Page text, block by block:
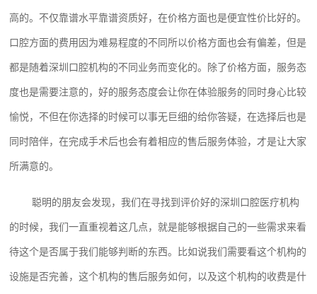
高的。不仅靠谱水平靠谱资质好，在价格方面也是便宜性价比好的。
口腔方面的费用因为难易程度的不同所以价格方面也会有偏差，但是
都是随着深圳口腔机构的不同业务而变化的。除了价格方面，服务态
度也是需要注意的，好的服务态度会让你在体验服务的同时身心比较
愉悦，不但在你选择的时候可以事无巨细的给你答疑，在选择后也是
同时陪伴，在完成手术后也会有着相应的售后服务体验，才是让大家
所满意的。
聪明的朋友会发现，我们在寻找到评价好的深圳口腔医疗机构
的时候，我们一直重视着这几点，就是能够根据自己的一些需求来看
待这个是否属于我们能够判断的东西。比如说我们需要看这个机构的
设施是否完善，这个机构的售后服务如何，以及这个机构的收费是什